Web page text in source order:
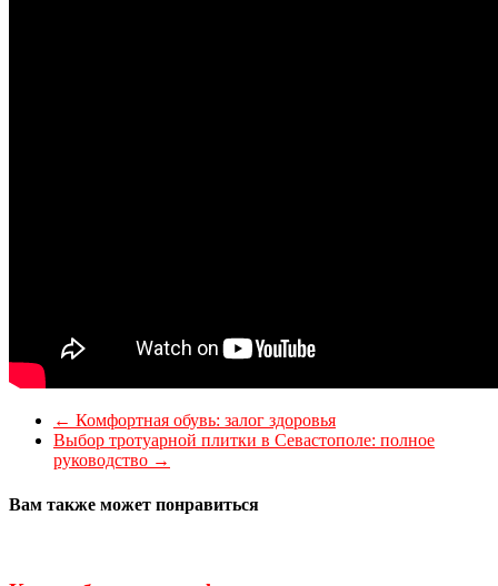
← Комфортная обувь: залог здоровья
Выбор тротуарной плитки в Севастополе: полное
руководство →
Вам также может понравиться